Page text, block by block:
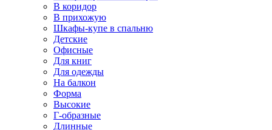
В коридор
В прихожую
Шкафы-купе в спальню
Детские
Офисные
Для книг
Для одежды
На балкон
Форма
Высокие
Г-образные
Длинные